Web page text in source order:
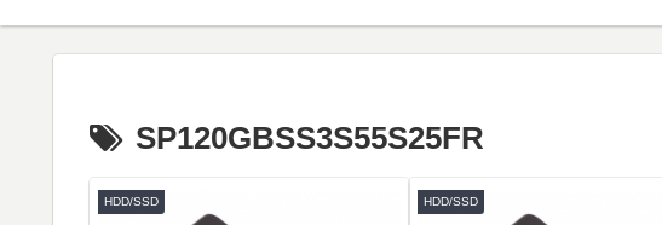
SP120GBSS3S55S25FR
HDD/SSD HDD/SSD